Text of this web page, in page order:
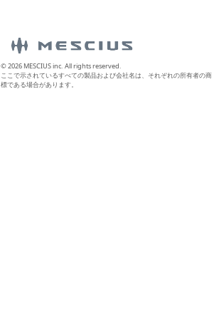
© 2026 MESCIUS inc. All rights reserved.
ここで示されているすべての製品および会社名は、それぞれの所有者の商
標である場合があります。